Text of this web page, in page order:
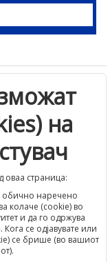
на
оваа страница:
обично наречено
колаче (cookie) во
и да го одржува
се одјавувате или
се брише (во вашиот